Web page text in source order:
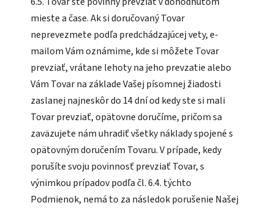
mieste a čase. Ak si doručovaný Tovar
neprevezmete podľa predchádzajúcej vety, e-
mailom Vám oznámime, kde si môžete Tovar
prevziať, vrátane lehoty na jeho prevzatie alebo
Vám Tovar na základe Vašej písomnej žiadosti
zaslanej najneskôr do 14 dní od kedy ste si mali
Tovar prevziať, opätovne doručíme, pričom sa
zaväzujete nám uhradiť všetky náklady spojené s
opätovným doručením Tovaru. V prípade, kedy
porušíte svoju povinnosť prevziať Tovar, s
výnimkou prípadov podľa čl. 6.4. týchto
Podmienok, nemá to za následok porušenie Našej